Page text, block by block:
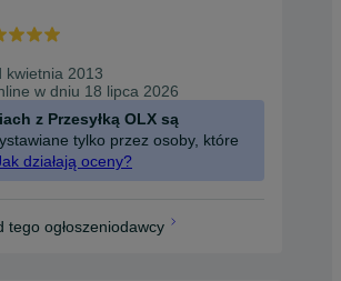
kwietnia 2013
w dniu 18 lipca 2026
z Przesyłką OLX są
tylko przez osoby, które
działają oceny?
tego ogłoszeniodawcy